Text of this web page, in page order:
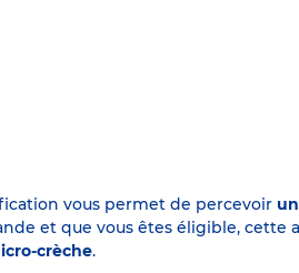
vous permet de percevoir
et que vous êtes éligible, cette
crèche.